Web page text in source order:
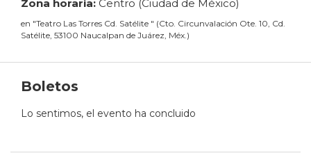
Zona horaria: Centro (Ciudad de México)
en "Teatro Las Torres Cd. Satélite " (Cto. Circunvalación Ote. 10, Cd.
Satélite, 53100 Naucalpan de Juárez, Méx.)
Boletos
Lo sentimos, el evento ha concluido